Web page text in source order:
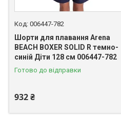
006447-782
Шорти для плавання Arena
BEACH BOXER SOLID R темно-
синій Діти 128 см 006447-782
Готово до відправки
932 ₴